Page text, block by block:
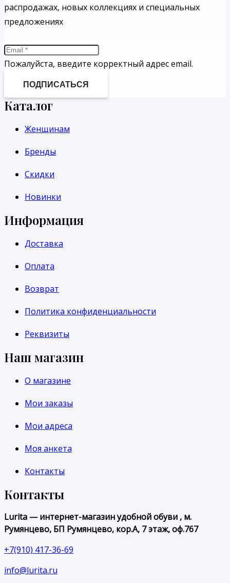
распродажах, новых коллекциях и специальных
предложениях
Пожалуйста, введите корректный адрес email.
ПОДПИСАТЬСЯ
Каталог
Женщинам
Бренды
Скидки
Новинки
Информация
Доставка
Оплата
Возврат
Политика конфиденциальности
Реквизиты
Наш магазин
О магазине
Мои заказы
Мои адреса
Моя анкета
Контакты
Контакты
Lurita — интернет-магазин удобной обуви , м.
Румянцево, БП Румянцево, кор.А, 7 этаж, оф.767
+7(910) 417-36-69
info@lurita.ru